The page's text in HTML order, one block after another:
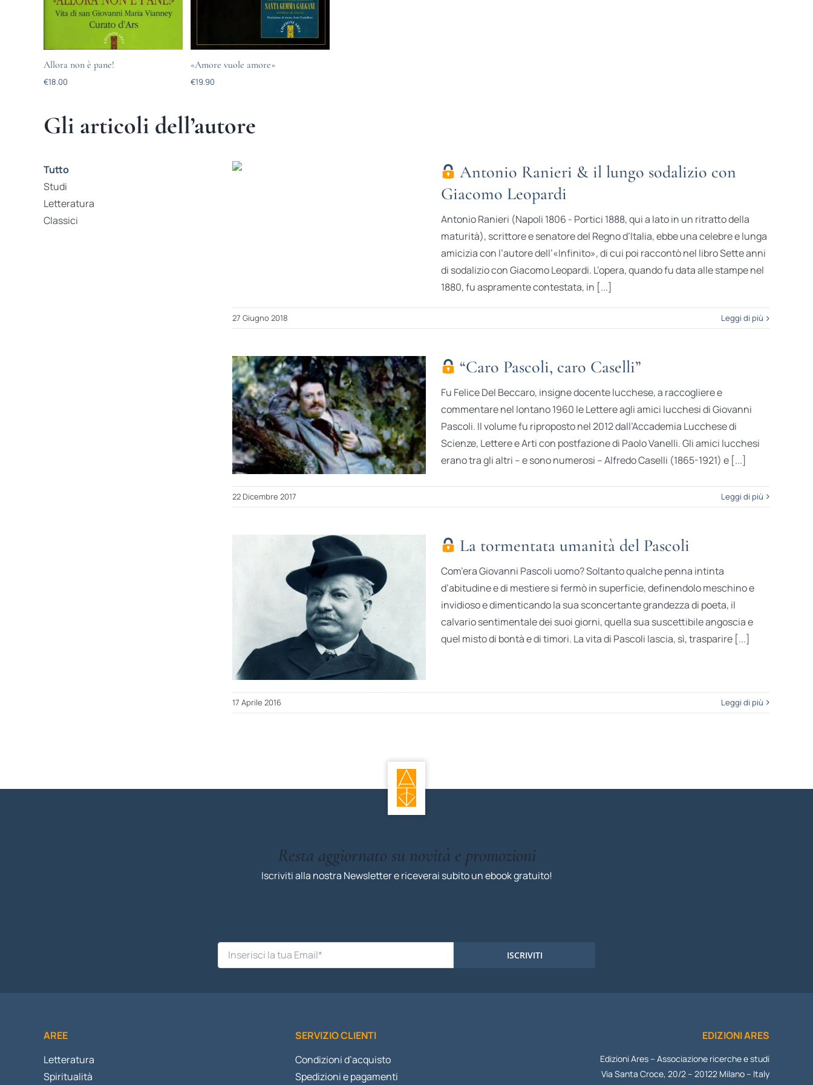
Allora non è pane!
€18.00
«Amore vuole amore»
€19.90
Gli articoli dell’autore
Tutto
Studi
Letteratura
Classici
Antonio Ranieri & il lungo sodalizio con
Giacomo Leopardi
Antonio Ranieri (Napoli 1806 - Portici 1888, qui a lato in un ritratto della
maturità), scrittore e senatore del Regno d’Italia, ebbe una celebre e lunga
amicizia con l’autore dell’«Infinito», di cui poi raccontò nel libro Sette anni
di sodalizio con Giacomo Leopardi. L’opera, quando fu data alle stampe nel
1880, fu aspramente contestata, in [...]
27 Giugno 2018 Leggi di più
“Caro Pascoli, caro Caselli”
Fu Felice Del Beccaro, insigne docente lucchese, a raccogliere e
commentare nel lontano 1960 le Lettere agli amici lucchesi di Giovanni
Pascoli. Il volume fu riproposto nel 2012 dall’Accademia Lucchese di
Scienze, Lettere e Arti con postfazione di Paolo Vanelli. Gli amici lucchesi
erano tra gli altri – e sono numerosi – Alfredo Caselli (1865-1921) e [...]
22 Dicembre 2017 Leggi di più
La tormentata umanità del Pascoli
Com’era Giovanni Pascoli uomo? Soltanto qualche penna intinta
d’abitudine e di mestiere si fermò in superficie, definendolo meschino e
invidioso e dimenticando la sua sconcertante grandezza di poeta, il
calvario sentimentale dei suoi giorni, quella sua suscettibile angoscia e
quel misto di bontà e di timori. La vita di Pascoli lascia, sì, trasparire [...]
17 Aprile 2016 Leggi di più
Resta aggiornato su novità e promozioni
Iscriviti alla nostra Newsletter e riceverai subito un ebook gratuito!
ISCRIVITI
AREE
Letteratura
Spiritualità
SERVIZIO CLIENTI
Condizioni d’acquisto
Spedizioni e pagamenti
EDIZIONI ARES
Edizioni Ares – Associazione ricerche e studi
Via Santa Croce, 20/2 – 20122 Milano – Italy